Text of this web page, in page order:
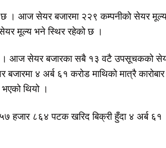
। आज सेयर बजारमा २२९ कम्पनीको सेयर
मूल्य भने स्थिर रहेको छ ।
। आज सेयर बजारका सबै १३ वटै उपसूचकको
४ अर्ब ६१ करोड माथिको मात्रै कारोबार
थियो ।
हजार ८६४ पटक खरिद बिक्री हुँदा ४ अर्ब ६१